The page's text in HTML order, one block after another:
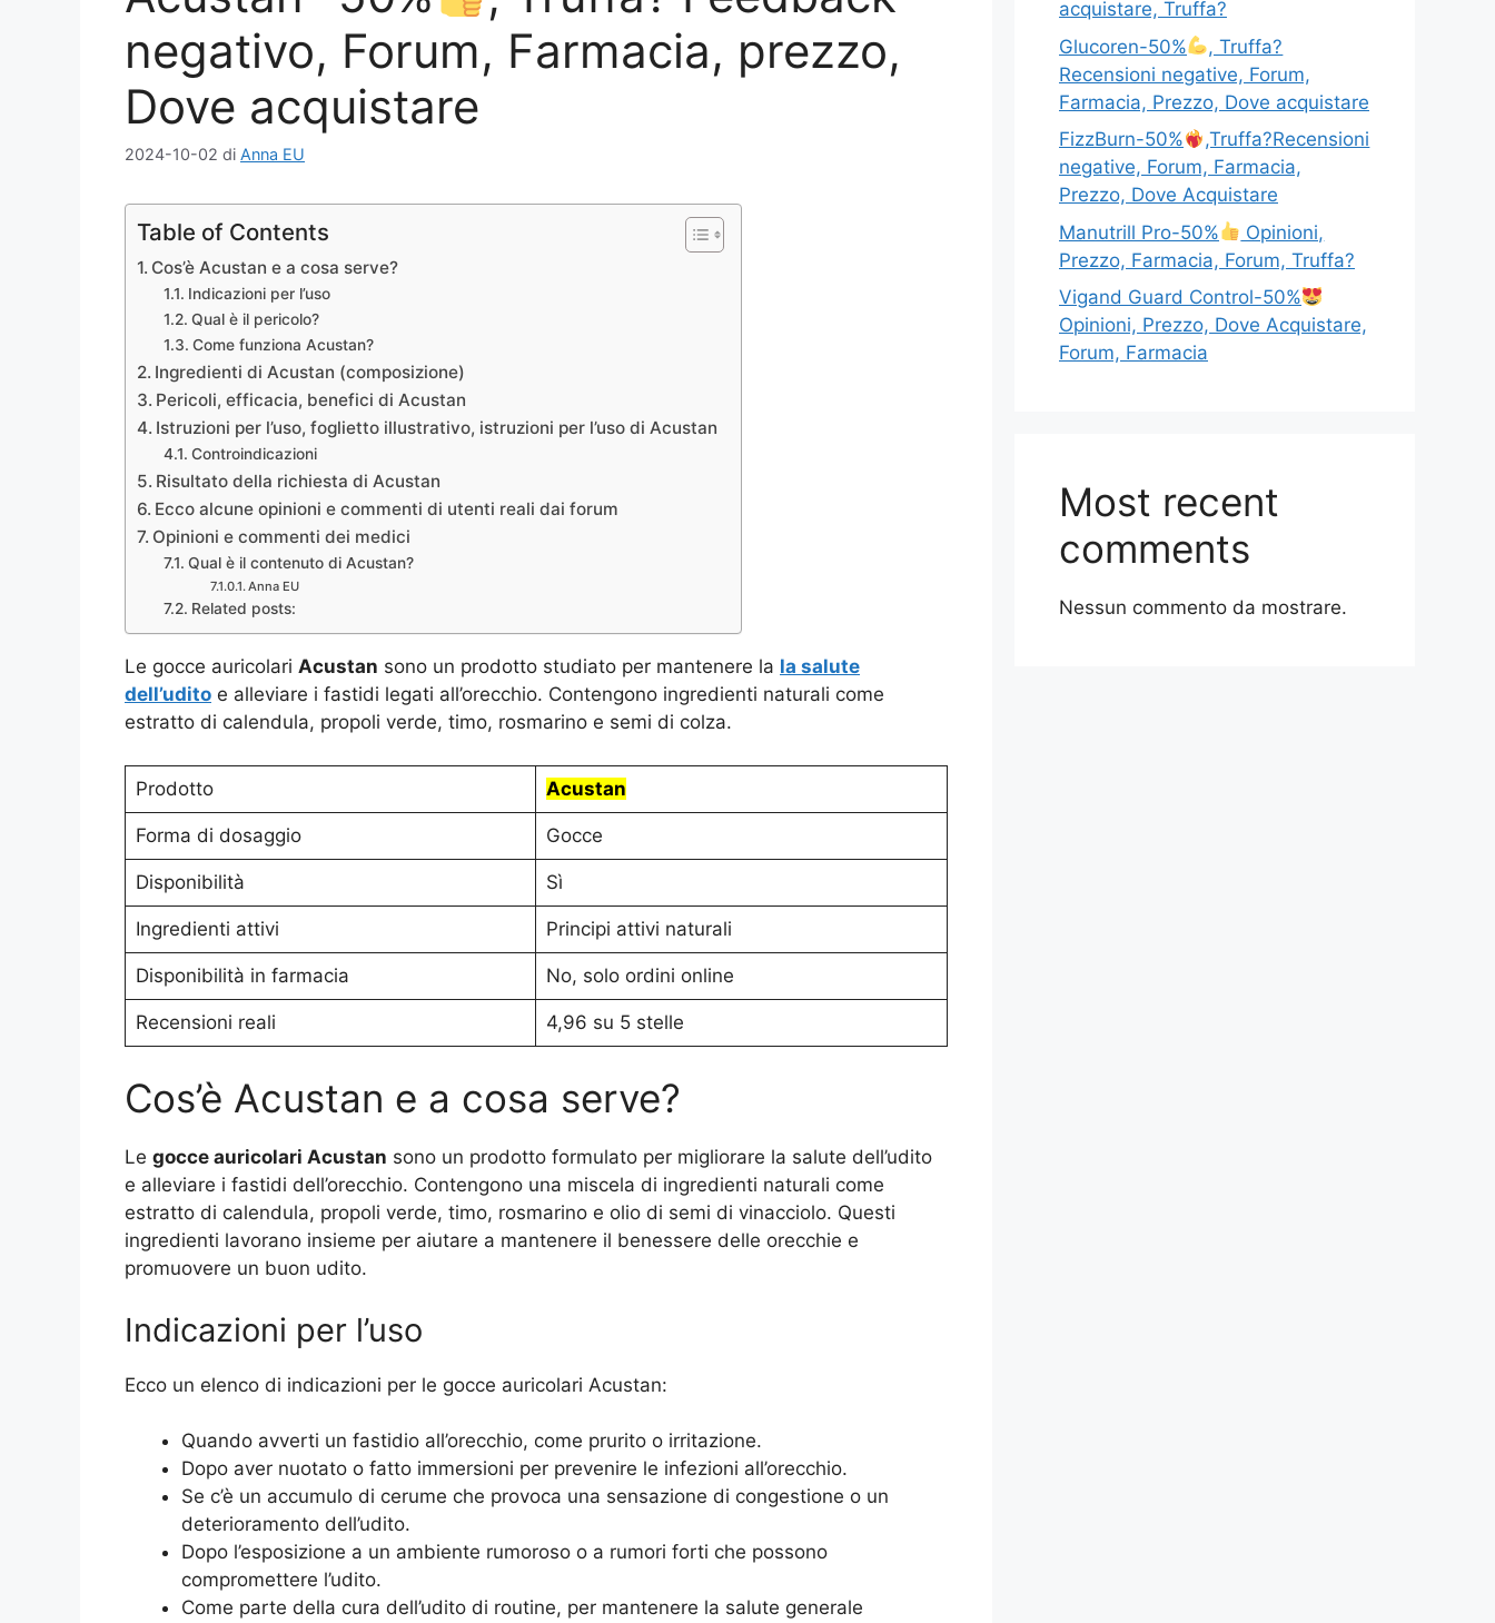
negativo, Forum, Farmacia, prezzo,
Dove acquistare
2024-10-02 di Anna EU
Table of Contents
Cos’è Acustan e a cosa serve?
Indicazioni per l’uso
Qual è il pericolo?
Come funziona Acustan?
Ingredienti di Acustan (composizione)
Pericoli, efficacia, benefici di Acustan
Istruzioni per l’uso, foglietto illustrativo, istruzioni per l’uso di Acustan
Controindicazioni
Risultato della richiesta di Acustan
Ecco alcune opinioni e commenti di utenti reali dai forum
Opinioni e commenti dei medici
Qual è il contenuto di Acustan?
Anna EU
Related posts:
Le gocce auricolari Acustan sono un prodotto studiato per mantenere la la salute
dell’udito e alleviare i fastidi legati all’orecchio. Contengono ingredienti naturali come
estratto di calendula, propoli verde, timo, rosmarino e semi di colza.
Prodotto Acustan
Forma di dosaggio Gocce
Disponibilità Sì
Ingredienti attivi Principi attivi naturali
Disponibilità in farmacia No, solo ordini online
Recensioni reali 4,96 su 5 stelle
Cos’è Acustan e a cosa serve?
Le gocce auricolari Acustan sono un prodotto formulato per migliorare la salute dell’udito
e alleviare i fastidi dell’orecchio. Contengono una miscela di ingredienti naturali come
estratto di calendula, propoli verde, timo, rosmarino e olio di semi di vinacciolo. Questi
ingredienti lavorano insieme per aiutare a mantenere il benessere delle orecchie e
promuovere un buon udito.
Indicazioni per l’uso
Ecco un elenco di indicazioni per le gocce auricolari Acustan:
Quando avverti un fastidio all’orecchio, come prurito o irritazione.
Dopo aver nuotato o fatto immersioni per prevenire le infezioni all’orecchio.
Se c’è un accumulo di cerume che provoca una sensazione di congestione o un
deterioramento dell’udito.
Dopo l’esposizione a un ambiente rumoroso o a rumori forti che possono
compromettere l’udito.
Come parte della cura dell’udito di routine, per mantenere la salute generale
acquistare, Truffa?
Glucoren-50%
, Truffa?
Recensioni negative, Forum,
Farmacia, Prezzo, Dove acquistare
FizzBurn-50%
,Truffa?Recensioni
negative, Forum, Farmacia,
Prezzo, Dove Acquistare
Manutrill Pro-50%
Opinioni,
Prezzo, Farmacia, Forum, Truffa?
Vigand Guard Control-50%
Opinioni, Prezzo, Dove Acquistare,
Forum, Farmacia
Most recent
comments
Nessun commento da mostrare.